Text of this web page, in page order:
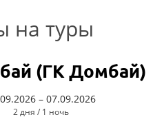
на туры
(ГК Домбай)
– 07.09.2026
2 дня / 1 ночь